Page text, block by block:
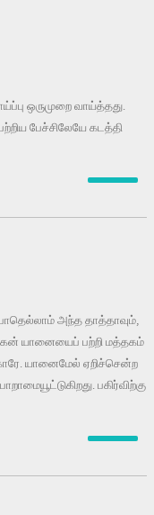
ஒருமுறை வாய்த்தது.
பேச்சிலேயே கடத்தி
அந்த தாத்தாவும்,
யானையைப் பற்றி மத்தகம்
யானைமேல் ஏறிச்சென்ற
பகிர்விற்கு